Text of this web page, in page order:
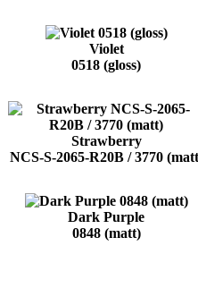
Violet
0518 (gloss)
Strawberry
NCS-S-2065-R20B / 3770
Dark Purple
0848 (matt)